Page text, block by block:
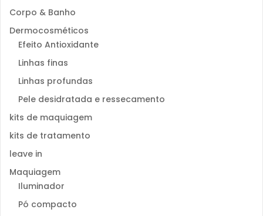
Corpo & Banho
Dermocosméticos
Efeito Antioxidante
Linhas finas
Linhas profundas
Pele desidratada e ressecamento
kits de maquiagem
kits de tratamento
leave in
Maquiagem
Iluminador
Pó compacto